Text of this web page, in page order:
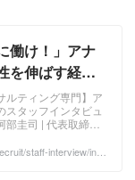
働け！」アナ
を伸ばす経営
ラム株式会社
ルティング専門】ア
タッフインタビュ
部圭司 | 代表取締
staff-interview/inte